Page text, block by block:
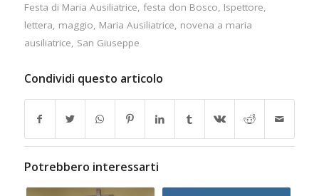
Festa di Maria Ausiliatrice, festa don Bosco, Ispettore,
lettera, maggio, Maria Ausiliatrice, novena a maria
ausiliatrice, San Giuseppe
Condividi questo articolo
Potrebbero interessarti